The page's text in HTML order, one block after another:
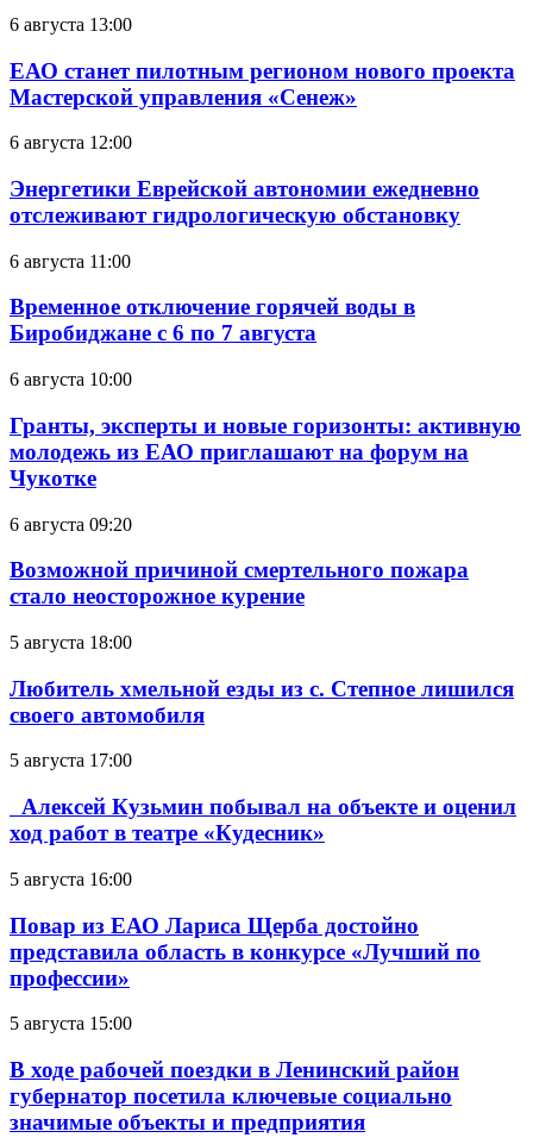
6 августа 13:00
ЕАО станет пилотным регионом нового проекта
Мастерской управления «Сенеж»
6 августа 12:00
Энергетики Еврейской автономии ежедневно
отслеживают гидрологическую обстановку
6 августа 11:00
Временное отключение горячей воды в
Биробиджане с 6 по 7 августа
6 августа 10:00
Гранты, эксперты и новые горизонты: активную
молодежь из ЕАО приглашают на форум на
Чукотке
6 августа 09:20
Возможной причиной смертельного пожара
стало неосторожное курение
5 августа 18:00
Любитель хмельной езды из с. Степное лишился
своего автомобиля
5 августа 17:00
Алексей Кузьмин побывал на объекте и оценил
ход работ в театре «Кудесник»
5 августа 16:00
Повар из ЕАО Лариса Щерба достойно
представила область в конкурсе «Лучший по
профессии»
5 августа 15:00
В ходе рабочей поездки в Ленинский район
губернатор посетила ключевые социально
значимые объекты и предприятия